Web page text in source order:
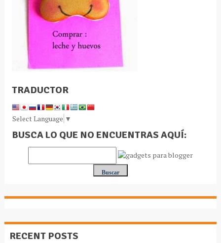
TRADUCTOR
Select Language ▼
BUSCA LO QUE NO ENCUENTRAS AQUÍ:
RECENT POSTS